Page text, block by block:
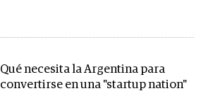
Qué necesita la Argentina para
convertirse en una "startup nation"